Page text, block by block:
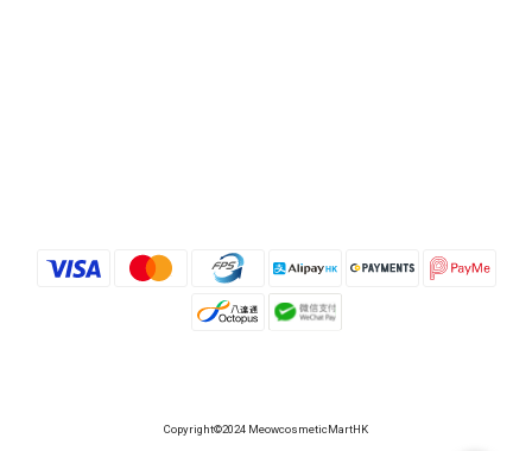
Copyright©2024 MeowcosmeticMartHK